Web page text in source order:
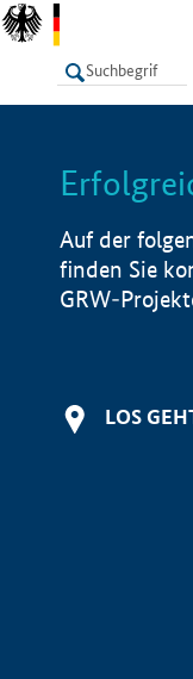
LISTE
Auf der
finden Sie
GRW-
LOS